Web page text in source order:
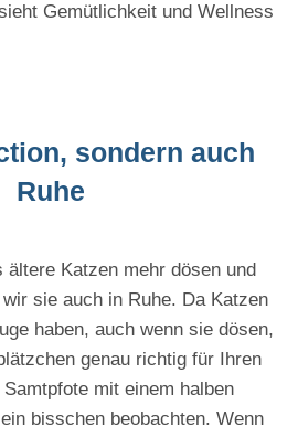
Gemütlichkeit und Wellness
sondern auch
Ruhe
Katzen mehr dösen und
sie auch in Ruhe. Da Katzen
haben, auch wenn sie dösen,
genau richtig für Ihren
mit einem halben
bisschen beobachten. Wenn